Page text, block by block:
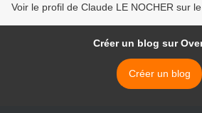
Voir le profil de Claude LE NOCHER sur
Créer un blog sur
Créer un blog